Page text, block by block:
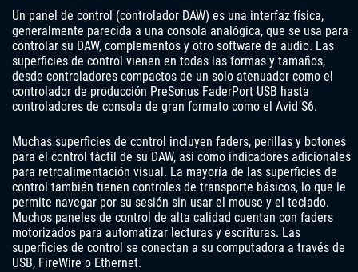
Un panel de control (controlador DAW) es una interfaz física,
generalmente parecida a una consola analógica, que se usa para
controlar su DAW, complementos y otro software de audio. Las
superficies de control vienen en todas las formas y tamaños,
desde controladores compactos de un solo atenuador como el
controlador de producción PreSonus FaderPort USB hasta
controladores de consola de gran formato como el Avid S6.
Muchas superficies de control incluyen faders, perillas y botones
para el control táctil de su DAW, así como indicadores adicionales
para retroalimentación visual. La mayoría de las superficies de
control también tienen controles de transporte básicos, lo que le
permite navegar por su sesión sin usar el mouse y el teclado.
Muchos paneles de control de alta calidad cuentan con faders
motorizados para automatizar lecturas y escrituras. Las
superficies de control se conectan a su computadora a través de
USB, FireWire o Ethernet.